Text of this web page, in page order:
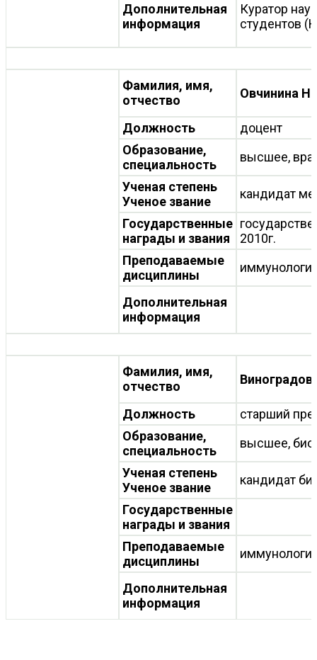
Дополнительная
информация
Куратор
студентов
Фамилия, имя,
отчество
Овчинина
Должность
доцент
Образование,
специальность
высшее,
Ученая степень
Ученое звание
кандидат
Государственные
награды и звания
2010г.
Преподаваемые
дисциплины
Дополнительная
информация
Фамилия, имя,
отчество
Должность
старший
Образование,
специальность
высшее,
Ученая степень
Ученое звание
кандидат
Государственные
награды и звания
Преподаваемые
дисциплины
Дополнительная
информация